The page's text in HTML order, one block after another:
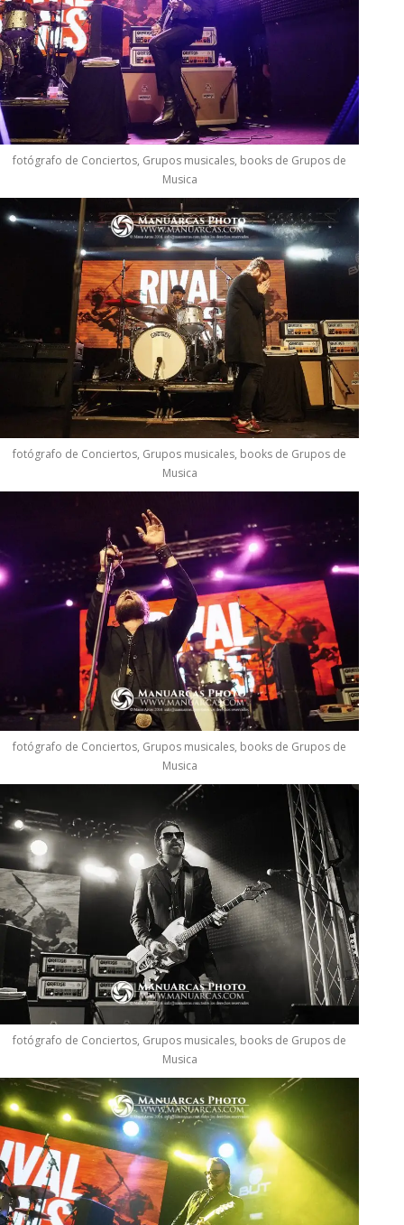
fotógrafo de Conciertos, Grupos musicales, books de Grupos de
Musica
fotógrafo de Conciertos, Grupos musicales, books de Grupos de
Musica
fotógrafo de Conciertos, Grupos musicales, books de Grupos de
Musica
fotógrafo de Conciertos, Grupos musicales, books de Grupos de
Musica